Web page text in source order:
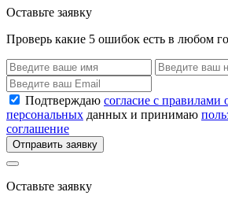
Оставьте заявку
Проверь какие 5 ошибок есть в любом
Подтверждаю согласие с правилами
персональных данных и принимаю
соглашение
Отправить заявку
Оставьте заявку